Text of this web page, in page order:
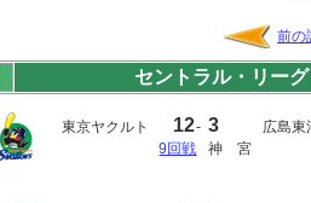
前の
セントラル・リーグ
東京ヤクルト 12- 3
広島東
9回戦
神 宮